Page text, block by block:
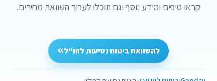
קראו טיפים ומידע נוסף וגם תוכלו לערוך השוואת מחירים.
להשוואת ביטוח נסיעות לחו"ל